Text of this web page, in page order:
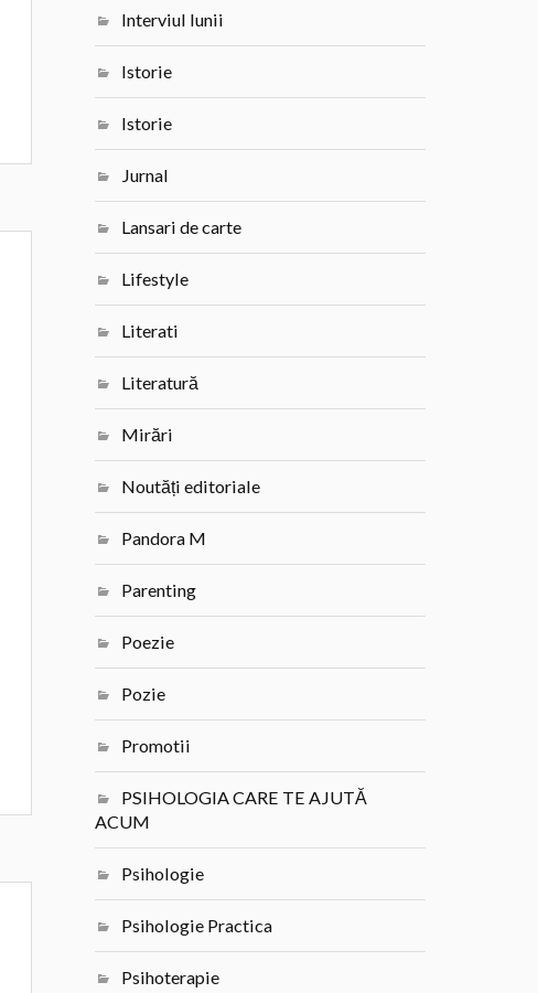
Interviul lunii
Istorie
Istorie
Jurnal
Lansari de carte
Lifestyle
Literati
Literatură
Mirări
Noutăți editoriale
Pandora M
Parenting
Poezie
Pozie
Promotii
PSIHOLOGIA CARE TE AJUTĂ
ACUM
Psihologie
Psihologie Practica
Psihoterapie